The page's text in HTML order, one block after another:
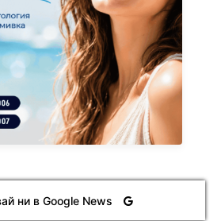
ни в Google News